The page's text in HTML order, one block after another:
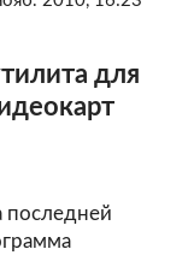
для
последней